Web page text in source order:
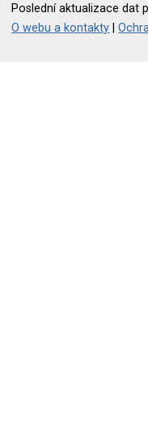
Poslední aktualizace dat
O webu a kontakty |